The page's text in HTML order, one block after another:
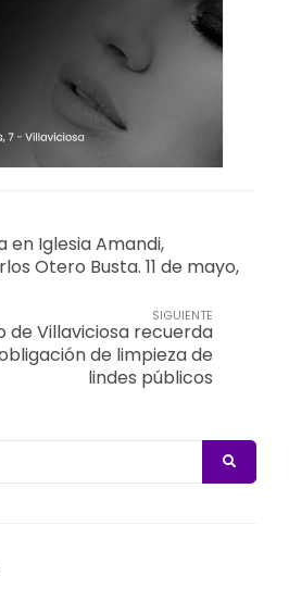
en Iglesia Amandi,
Otero Busta. 11 de mayo,
SIGUIENTE
de Villaviciosa recuerda
de limpieza de
lindes públicos